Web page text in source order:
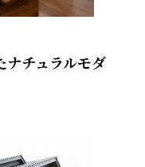
ナチュラルモダ